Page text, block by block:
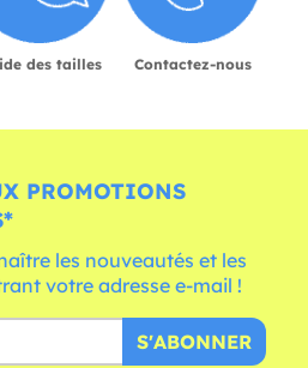
des tailles Contactez-nous
PROMOTIONS
les nouveautés et les
votre adresse e-mail !
S'ABONNER